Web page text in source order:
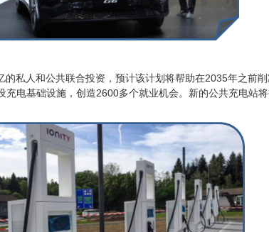
私人和公共联合投资，预计该计划将帮助在2035年之前
充电基础设施，创造2600多个就业机会。新的公共充电站